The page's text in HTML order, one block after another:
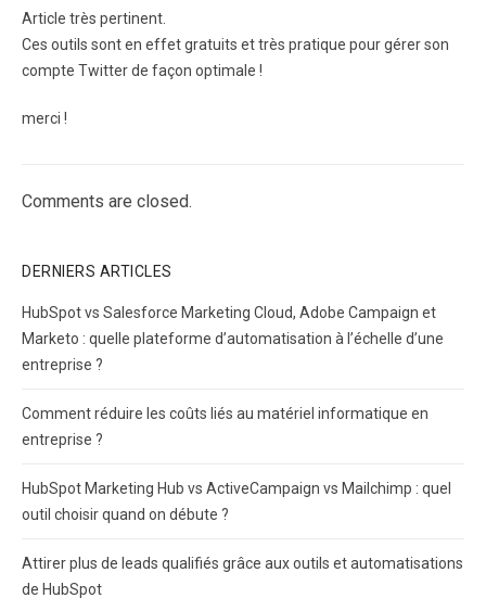
Article très pertinent.
Ces outils sont en effet gratuits et très pratique pour gérer son
compte Twitter de façon optimale !
merci !
Comments are closed.
DERNIERS ARTICLES
HubSpot vs Salesforce Marketing Cloud, Adobe Campaign et
Marketo : quelle plateforme d’automatisation à l’échelle d’une
entreprise ?
Comment réduire les coûts liés au matériel informatique en
entreprise ?
HubSpot Marketing Hub vs ActiveCampaign vs Mailchimp : quel
outil choisir quand on débute ?
Attirer plus de leads qualifiés grâce aux outils et automatisations
de HubSpot